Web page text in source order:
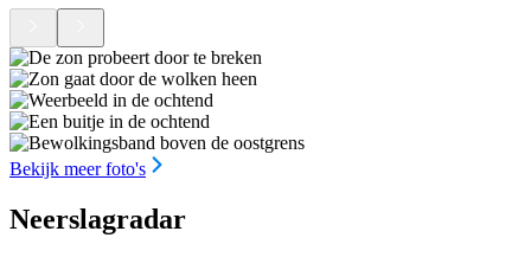
Bekijk meer foto's
Neerslagradar